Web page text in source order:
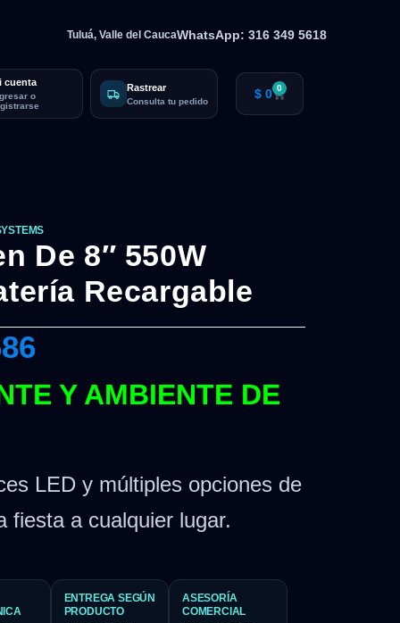
Tuluá, Valle del CaucaWhatsApp: 316 349 5618
cuenta
o
Rastrear
Consulta tu pedido $ 0 0
De 8″ 550W
Recargable
Y AMBIENTE DE
LED y múltiples opciones de
fiesta a cualquier lugar.
ENTREGA SEGÚN
PRODUCTO
ASESORÍA
COMERCIAL